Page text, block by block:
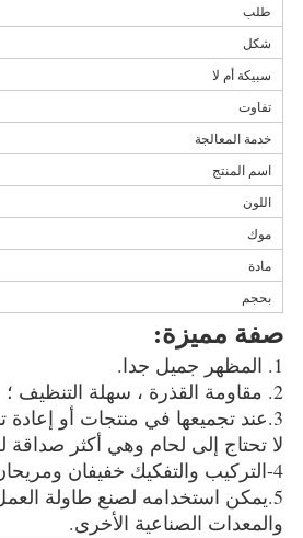
طلب
شكل
سبيكة أم لا
تفاوت
خدمة المعالجة
اسم المنتج
اللون
موك
مادة
بحجم
صفة مميزة:
1. المظهر جميل جدا.
2. مقاومة القذرة ، سهلة التنظيف ؛
3.عند تجميعها في منتجات أو إعادة
لا تحتاج إلى لحام وهي أكثر صداقة
4-التركيب والتفكيك خفيفان ومريحان للحمل والتحرك.
5.يمكن استخدامه لصنع طاولة
والمعدات الصناعية الأخرى.